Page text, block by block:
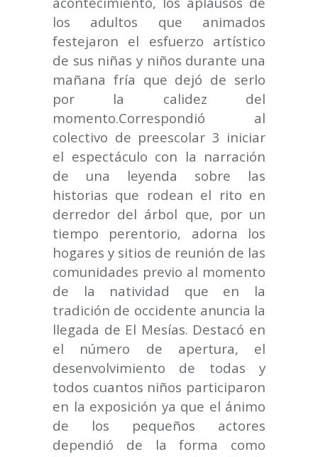
los adultos que animados
festejaron el esfuerzo artístico
de sus niñas y niños durante una
mañana fría que dejó de serlo
por la calidez del
momento.Correspondió al
colectivo de preescolar 3 iniciar
el espectáculo con la narración
de una leyenda sobre las
historias que rodean el rito en
derredor del árbol que, por un
tiempo perentorio, adorna los
hogares y sitios de reunión de las
comunidades previo al momento
de la natividad que en la
tradición de occidente anuncia la
llegada de El Mesías. Destacó en
el número de apertura, el
desenvolvimiento de todas y
todos cuantos niños participaron
en la exposición ya que el ánimo
de los pequeños actores
dependió de la forma como